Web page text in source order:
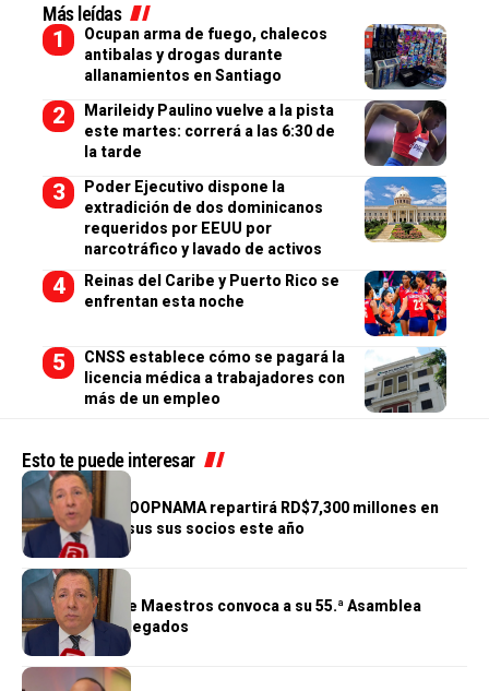
Más leídas
Ocupan arma de fuego, chalecos
antibalas y drogas durante
allanamientos en Santiago
Marileidy Paulino vuelve a la pista
este martes: correrá a las 6:30 de
la tarde
Poder Ejecutivo dispone la
extradición de dos dominicanos
requeridos por EEUU por
narcotráfico y lavado de activos
Reinas del Caribe y Puerto Rico se
enfrentan esta noche
CNSS establece cómo se pagará la
licencia médica a trabajadores con
más de un empleo
Esto te puede interesar
GENERALES
Cooperativa COOPNAMA repartirá RD$7,300 millones en
excedentes a sus sus socios este año
GENERALES
Cooperativa de Maestros convoca a su 55.ª Asamblea
General de Delegados
GENERALES